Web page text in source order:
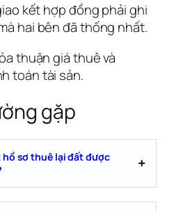
kết hợp đồng phải ghi
hai bên đã thống nhất.
thuận giá thuê và
toán tài sản.
gặp
sơ thuê lại đất được